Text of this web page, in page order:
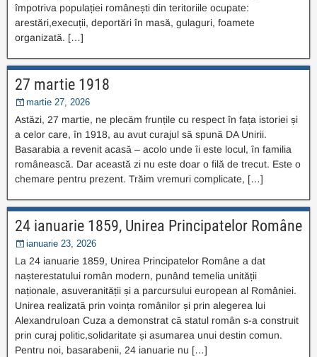
împotriva populației românești din teritoriile ocupate:
arestări,execuții, deportări în masă, gulaguri, foamete
organizată. […]
27 martie 1918
martie 27, 2026
Astăzi, 27 martie, ne plecăm frunțile cu respect în fața istoriei și
a celor care, în 1918, au avut curajul să spună DA Unirii.
Basarabia a revenit acasă – acolo unde îi este locul, în familia
românească. Dar această zi nu este doar o filă de trecut. Este o
chemare pentru prezent. Trăim vremuri complicate, […]
24 ianuarie 1859, Unirea Principatelor Române
ianuarie 23, 2026
La 24 ianuarie 1859, Unirea Principatelor Române a dat
nașterestatului român modern, punând temelia unității
naționale, asuveranității și a parcursului european al României.
Unirea realizată prin voința românilor și prin alegerea lui
AlexandruIoan Cuza a demonstrat că statul român s-a construit
prin curaj politic,solidaritate și asumarea unui destin comun.
Pentru noi, basarabenii, 24 ianuarie nu […]